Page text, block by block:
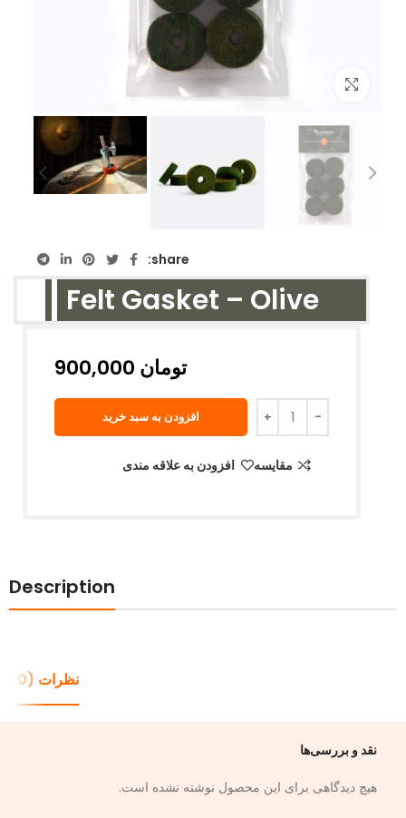
بزرگنمایی تصویر
share:
Felt Gasket – Olive
تومان
افزودن به سبد خرید
مقایسه افزودن به علاقه مندی
Description
نظرات (0)
نقد و بررسی‌ها
هیچ دیدگاهی برای این محصول نوشته نشده است.